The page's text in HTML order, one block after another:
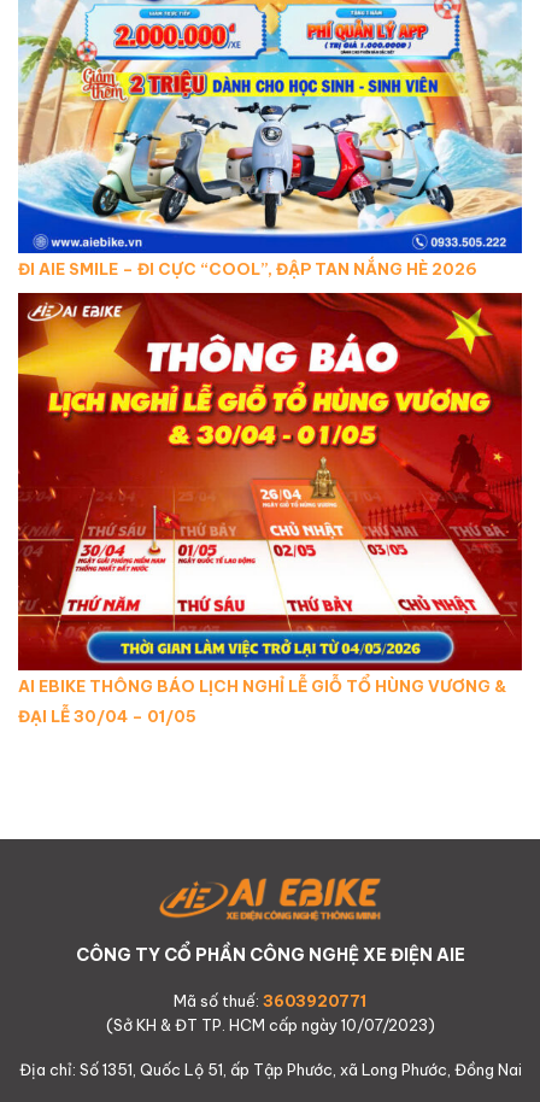
ĐI AIE SMILE – ĐI CỰC “COOL”, ĐẬP TAN NẮNG HÈ 2026
AI EBIKE THÔNG BÁO LỊCH NGHỈ LỄ GIỖ TỔ HÙNG VƯƠNG &
ĐẠI LỄ 30/04 – 01/05
CÔNG TY CỔ PHẦN CÔNG NGHỆ XE ĐIỆN AIE
Mã số thuế: 3603920771
(Sở KH & ĐT TP. HCM cấp ngày 10/07/2023)
Địa chỉ: Số 1351, Quốc Lộ 51, ấp Tập Phước, xã Long Phước, Đồng Nai